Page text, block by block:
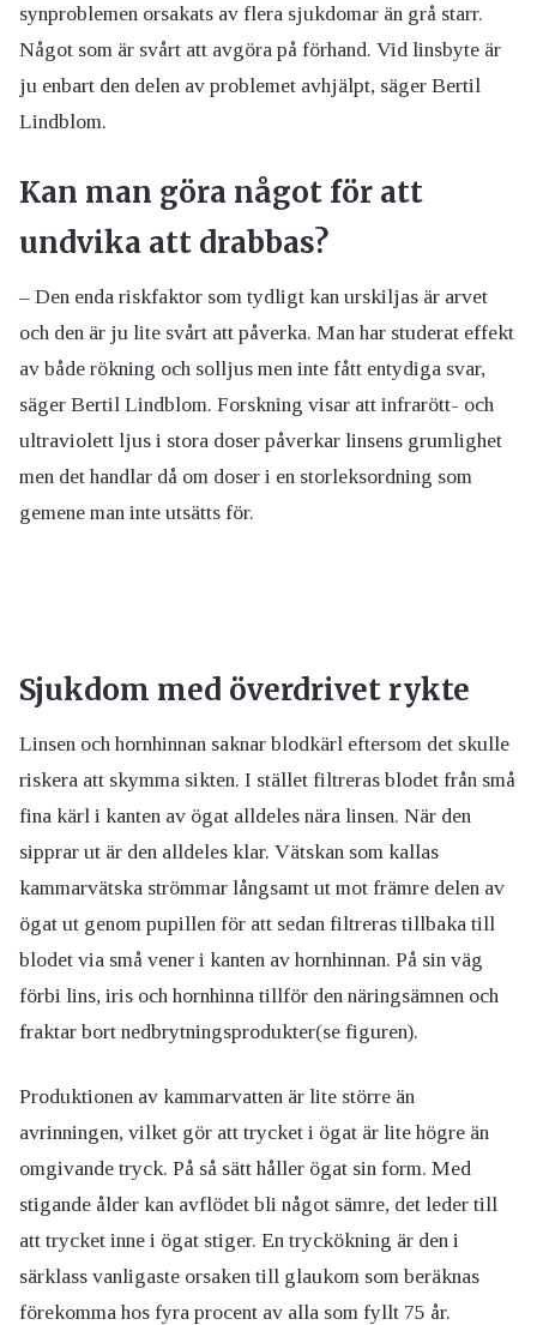
synproblemen orsakats av flera sjukdomar än grå starr.
Något som är svårt att avgöra på förhand. Vid linsbyte är
ju enbart den delen av problemet avhjälpt, säger Bertil
Lindblom.
Kan man göra något för att
undvika att drabbas?
– Den enda riskfaktor som tydligt kan urskiljas är arvet
och den är ju lite svårt att påverka. Man har studerat effekt
av både rökning och solljus men inte fått entydiga svar,
säger Bertil Lindblom. Forskning visar att infrarött- och
ultraviolett ljus i stora doser påverkar linsens grumlighet
men det handlar då om doser i en storleksordning som
gemene man inte utsätts för.
Sjukdom med överdrivet rykte
Linsen och hornhinnan saknar blodkärl eftersom det skulle
riskera att skymma sikten. I stället filtreras blodet från små
fina kärl i kanten av ögat alldeles nära linsen. När den
sipprar ut är den alldeles klar. Vätskan som kallas
kammarvätska strömmar långsamt ut mot främre delen av
ögat ut genom pupillen för att sedan filtreras tillbaka till
blodet via små vener i kanten av hornhinnan. På sin väg
förbi lins, iris och hornhinna tillför den näringsämnen och
fraktar bort nedbrytningsprodukter(se figuren).
Produktionen av kammarvatten är lite större än
avrinningen, vilket gör att trycket i ögat är lite högre än
omgivande tryck. På så sätt håller ögat sin form. Med
stigande ålder kan avflödet bli något sämre, det leder till
att trycket inne i ögat stiger. En tryckökning är den i
särklass vanligaste orsaken till glaukom som beräknas
förekomma hos fyra procent av alla som fyllt 75 år.